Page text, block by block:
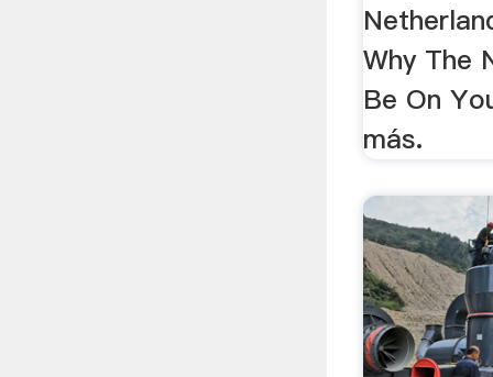
Why The
Be On
más.